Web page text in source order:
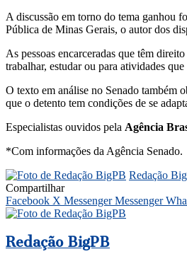
A discussão em torno do tema ganhou
Pública de Minas Gerais, o autor dos
As pessoas encarceradas que têm
trabalhar, estudar ou para atividades
O texto em análise no Senado também
que o detento tem condições de se
Especialistas ouvidos pela Agência
*Com informações da Agência Senado.
Redação
Compartilhar
Facebook X Messenger Messenger
Redação BigPB